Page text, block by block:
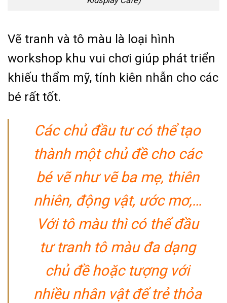
Vẽ tranh và tô màu là loại hình
workshop khu vui chơi giúp phát triển
khiếu thẩm mỹ, tính kiên nhẫn cho các
bé rất tốt.
Các chủ đầu tư có thể tạo
thành một chủ đề cho các
bé vẽ như vẽ ba mẹ, thiên
nhiên, động vật, ước mơ,…
Với tô màu thì có thể đầu
tư tranh tô màu đa dạng
chủ đề hoặc tượng với
nhiều nhân vật để trẻ thỏa